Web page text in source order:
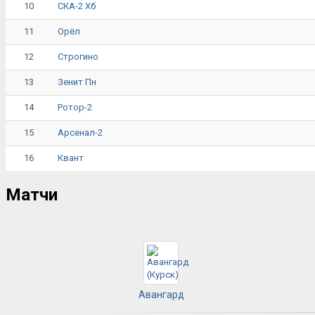
10 СКА-2 Хб
11 Орёл
12 Строгино
13 Зенит Пн
14 Ротор-2
15 Арсенал-2
16 Квант
Матчи
Авангард